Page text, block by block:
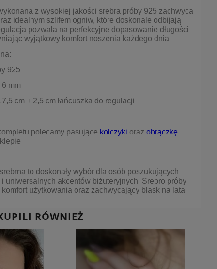
z wysokiej jakości srebra próby 925 zachwyca
idealnym szlifem ogniw, które doskonale odbijają
pozwala na perfekcyjne dopasowanie długości
wyjątkowy komfort noszenia każdego dnia.
925
mm
cm + 2,5 cm łańcuszka do regulacji
polecamy pasujące kolczyki oraz obrączkę
to doskonały wybór dla osób poszukujących
i uniwersalnych akcentów biżuteryjnych. Srebro próby
użytkowania oraz zachwycający blask na lata.
RÓWNIEŻ